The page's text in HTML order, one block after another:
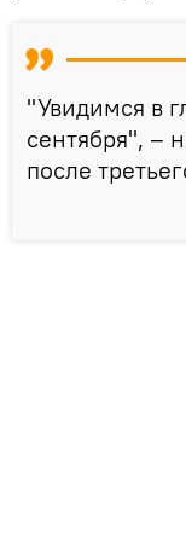
"Увидимся в
сентября", –
после